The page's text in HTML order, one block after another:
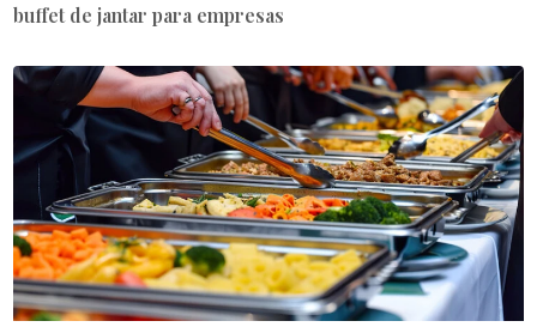
buffet de jantar para empresas